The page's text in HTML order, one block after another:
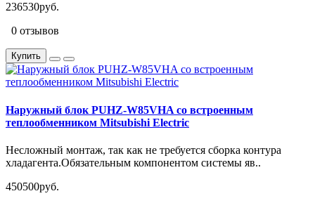
236530руб.
0 отзывов
Купить
Наружный блок PUHZ-W85VHA со встроенным
теплообменником Mitsubishi Electric
Несложный монтаж, так как не требуется сборка контура
хладагента.Обязательным компонентом системы яв..
450500руб.